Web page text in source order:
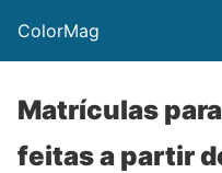
ColorMag
Matrículas
feitas a partir